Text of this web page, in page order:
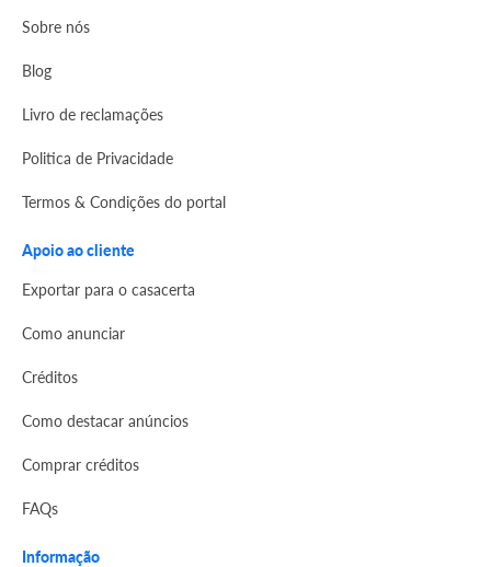
Sobre nós
Blog
Livro de reclamações
Politica de Privacidade
Termos & Condições do portal
Apoio ao cliente
Exportar para o casacerta
Como anunciar
Créditos
Como destacar anúncios
Comprar créditos
FAQs
Informação